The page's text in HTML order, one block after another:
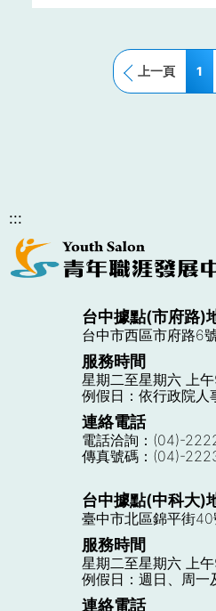
丹尼爾．高曼建議，
「紅綠燈」提醒自己
三件事
作家吳淡如在《不生
「氣什麼」、「值得
好的方法」。通常問
該就已經度過最致命
關鍵時刻，接著專注
如果非得生氣，也應
氣、在適當時間內把
的話來表達氣憤。吳
就生健康的氣，也就
的感受，而非蓄意發
增進彼此溝通，把話
在同一件過去的事裡
▸自我改造5：神
態。
四、提出短中期目標
最後一段可提出你規
力，我相信自己能在
並不斷進步。」這樣
職涯規劃。
五、語氣真誠、邏輯
再好的內容，如果語
混亂，也難以打動人
持語言自然、真誠，
落之間要有明確邏輯
讓人讀來順暢又具說
要完美無瑕的經歷，
形容詞。真正打動人
實而清楚地說出「我
過什麼」、「我想成
一、有效提升人際關
傾聽他人的觀點，能
及決策的品質。
法，同時理解他人觀
的解決與決策的品質
的團隊中，深度溝通
三、增進自我理解：
前，先了解自己。深
內在感受的覺察，及
是一種自我探索的歷程
▸培養深度溝通力
至於要如何培養深度
建議的方法：
一、練習「主動傾聽
以下是離職交接的一
一、提前準備：在你
讓接手你職位的人，
和進度。
件、報告和檔案妥善
同事，這些文件可能
作進展報告、合同、
四、與接任者進行面
手人員進行面對面的
中，與接手人員進行
助於建立關係和信任
五、確保順利移交：
階段，要確保所有的
決，並且要確認接任
作內容和職責。
經過漫長九天的農曆
六各行各業陸續開工
於長假的悠閒步調中
上班吧！還可能影響
起來。小心，你可能
上一頁 1
:::
台中據點(市府路)
台中市西區市府路6
服務時間
星期二至星期六 上
例假日：依行政院人
連絡電話
電話洽詢：(04)-
傳真號碼：(04)-
台中據點(中科大)
臺中市北區錦平街
服務時間
星期二至星期六 上
例假日：週日、周一
連絡電話